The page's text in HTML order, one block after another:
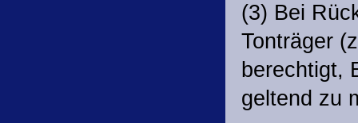
(3) Bei
Tonträger
berechtigt,
geltend zu